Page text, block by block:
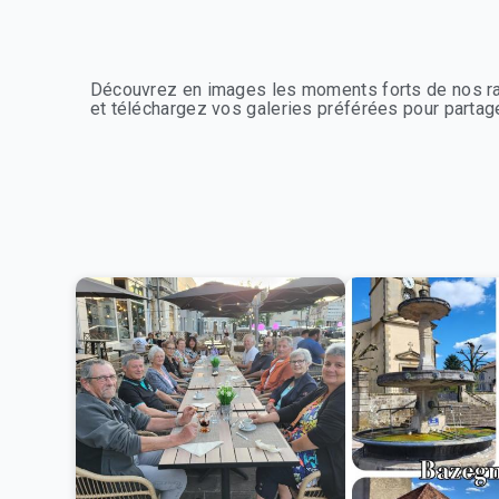
Découvrez en images les moments forts de nos
et téléchargez vos galeries préférées pour